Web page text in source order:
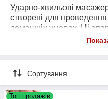
Ударно-хвильові
створені для проведення
домашніх умовах. Ці
кровообіг, зняти м'язове
що використовується в
розроблена для
рухового апарату.
Переваги використання:
Сортування
Топ продажів